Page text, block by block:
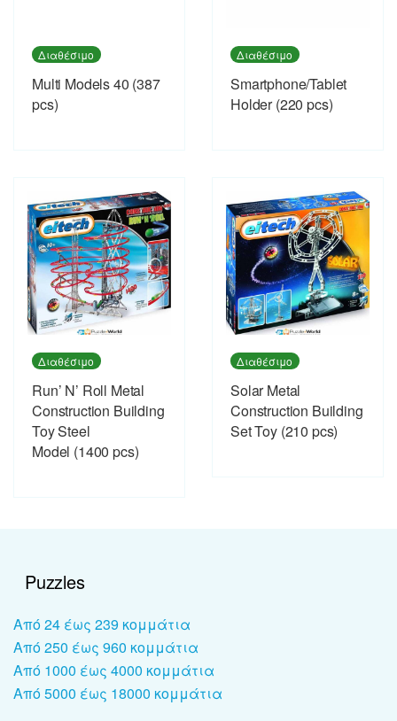
Διαθέσιμο
Multi Models 40 (387
pcs)
Διαθέσιμο
Smartphone/Tablet
Holder (220 pcs)
Διαθέσιμο
Run’ N’ Roll Metal
Construction Building
Toy Steel
Model (1400 pcs)
Διαθέσιμο
Solar Metal
Construction Building
Set Toy (210 pcs)
Puzzles
Από 24 έως 239 κομμάτια
Από 250 έως 960 κομμάτια
Από 1000 έως 4000 κομμάτια
Από 5000 έως 18000 κομμάτια